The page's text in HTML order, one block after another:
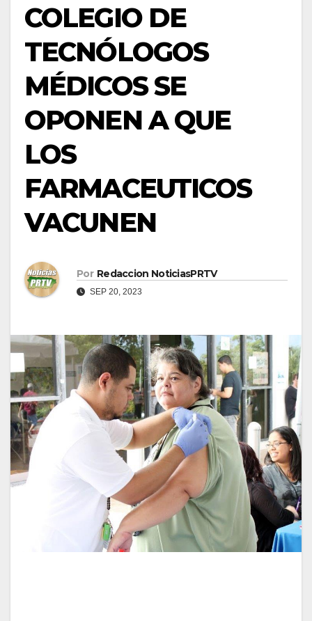
COLEGIO DE
TECNÓLOGOS
MÉDICOS SE
OPONEN A QUE
LOS
FARMACEUTICOS
VACUNEN
Por Redaccion NoticiasPRTV
SEP 20, 2023